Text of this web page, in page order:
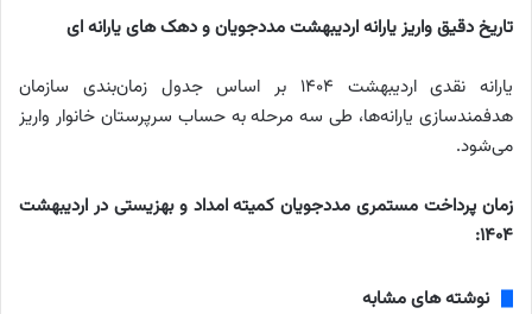
تاریخ دقیق واریز یارانه اردیبهشت مددجویان و دهک های یارانه ای
یارانه نقدی اردیبهشت ۱۴۰۴ بر اساس جدول زمان‌بندی سازمان
هدفمندسازی یارانه‌ها، طی سه مرحله به حساب سرپرستان خانوار واریز
می‌شود.
زمان پرداخت مستمری مددجویان کمیته امداد و بهزیستی در اردیبهشت
۱۴۰۴:
نوشته های مشابه